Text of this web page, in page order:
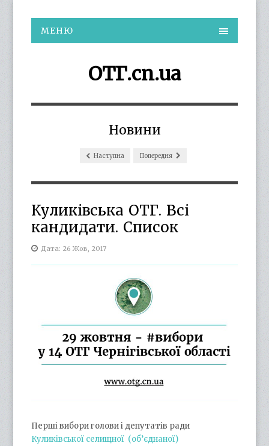
МЕНЮ
ОТГ.cn.ua
Новини
Наступна Попередня
Куликівська ОТГ. Всі
кандидати. Список
Дата: 26 Жов, 2017
Перші вибори голови і депутатів ради
Куликівської селищної (об’єднаної)